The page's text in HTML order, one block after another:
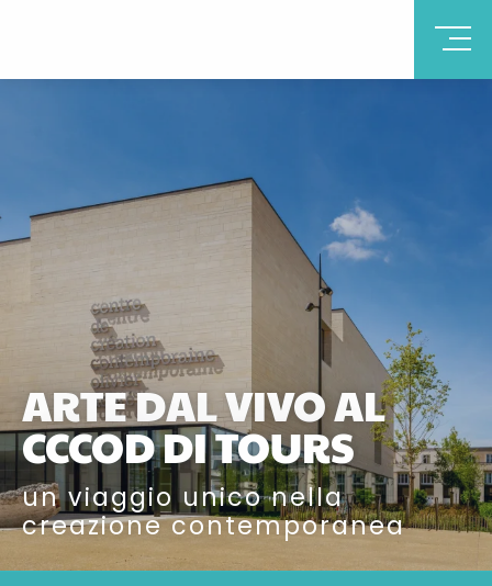
ARTE DAL VIVO AL
CCCOD DI TOURS
un viaggio unico nella
creazione contemporanea